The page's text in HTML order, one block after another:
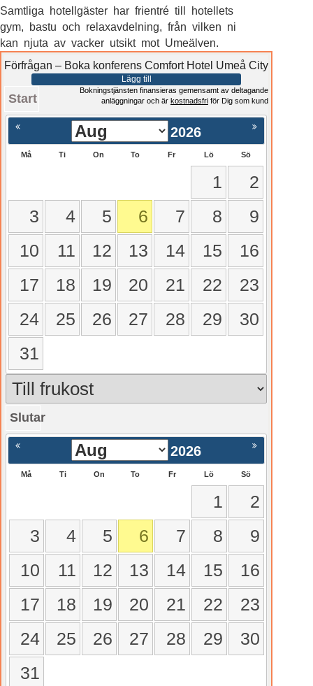
Samtliga hotellgäster har frientré till hotellets
gym, bastu och relaxavdelning, från vilken ni
kan njuta av vacker utsikt mot Umeälven.
Förfrågan – Boka konferens Comfort Hotel Umeå City
Lägg till
Start
Bokningstjänsten finansieras gemensamt av deltagande
anläggningar och är kostnadsfri för Dig som kund
2026
Må Ti On To Fr Lö Sö
1
2
3
4 5 6 7 8
9
10
11 12 13 14 15
16
17
18 19 20 21 22
23
24
25 26 27 28 29
30
31
Slutar
Nästa >
2026
Må Ti On To Fr Lö Sö
1
2
3
4 5 6 7 8
9
10
11 12 13 14 15
16
17
18 19 20 21 22
23
24
25 26 27 28 29
30
31